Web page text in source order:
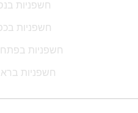
חשפניות
חשפניות
חשפניות בפתח
חשפניות